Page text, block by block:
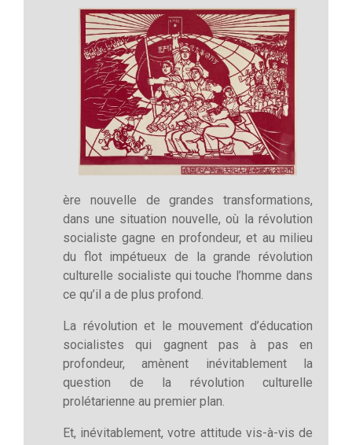
ère nouvelle de grandes transformations,
dans une situation nouvelle, où la révolution
socialiste gagne en profondeur, et au milieu
du flot impétueux de la grande révolution
culturelle socialiste qui touche l’homme dans
ce qu’il a de plus profond.
La révolution et le mouvement d’éducation
socialistes qui gagnent pas à pas en
profondeur, amènent inévitablement la
question de la révolution culturelle
prolétarienne au premier plan.
Et, inévitablement, votre attitude vis-à-vis de